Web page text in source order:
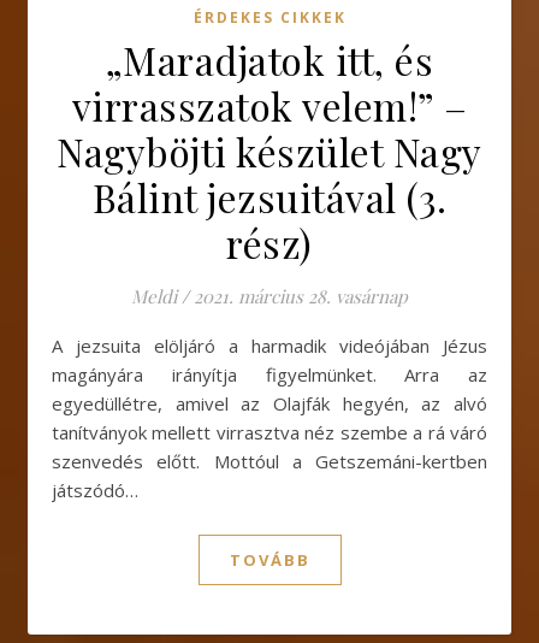
ÉRDEKES CIKKEK
„Maradjatok itt, és
virrasszatok velem!” –
Nagyböjti készület Nagy
Bálint jezsuitával (3.
rész)
Meldi / 2021. március 28. vasárnap
A jezsuita elöljáró a harmadik videójában Jézus
magányára irányítja figyelmünket. Arra az
egyedüllétre, amivel az Olajfák hegyén, az alvó
tanítványok mellett virrasztva néz szembe a rá váró
szenvedés előtt. Mottóul a Getszemáni-kertben
játszódó…
TOVÁBB